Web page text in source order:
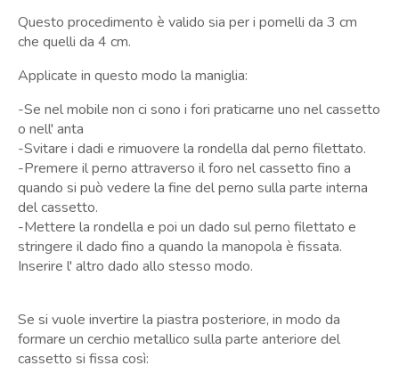
Questo procedimento è valido sia per i pomelli da 3 cm
che quelli da 4 cm.
Applicate in questo modo la maniglia:
-Se nel mobile non ci sono i fori praticarne uno nel cassetto
o nell' anta
-Svitare i dadi e rimuovere la rondella dal perno filettato.
-Premere il perno attraverso il foro nel cassetto fino a
quando si può vedere la fine del perno sulla parte interna
del cassetto.
-Mettere la rondella e poi un dado sul perno filettato e
stringere il dado fino a quando la manopola è fissata.
Inserire l' altro dado allo stesso modo.
Se si vuole invertire la piastra posteriore, in modo da
formare un cerchio metallico sulla parte anteriore del
cassetto si fissa così: